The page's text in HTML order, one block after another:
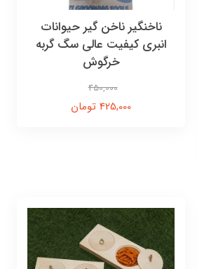
ناخنگیر ناخن گیر حیوانات
انبری کیفیت عالی سگ گربه
خرگوش
450,000
425,000 تومان